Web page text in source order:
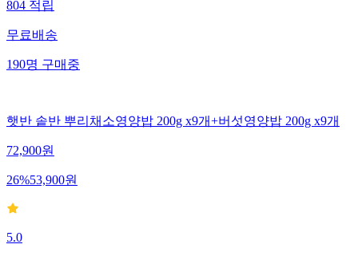
804적립
무료배송
190명구매중
햇반 솥반 뿌리채소영양밥 200g x9개+버섯영양밥 200g x9개
72,900원
26%53,900원
5.0